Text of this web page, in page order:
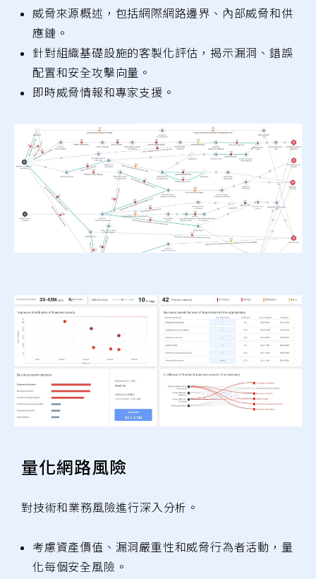
威脅來源概述，包括網際網路邊界、內部威脅和供
應鏈。
針對組織基礎設施的客製化評估，揭示漏洞、錯誤
配置和安全攻擊向量。
即時威脅情報和專家支援。
量化網路風險
對技術和業務風險進行深入分析。
考慮資產價值、漏洞嚴重性和威脅行為者活動，量
化每個安全風險。